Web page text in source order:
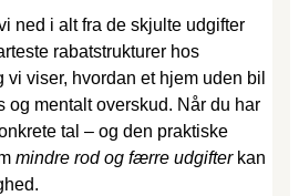
ned i alt fra de skjulte udgifter
rabatstrukturer hos
viser, hvordan et hjem uden bil
og mentalt overskud. Når du har
tal – og den praktiske
mindre rod og færre udgifterkan